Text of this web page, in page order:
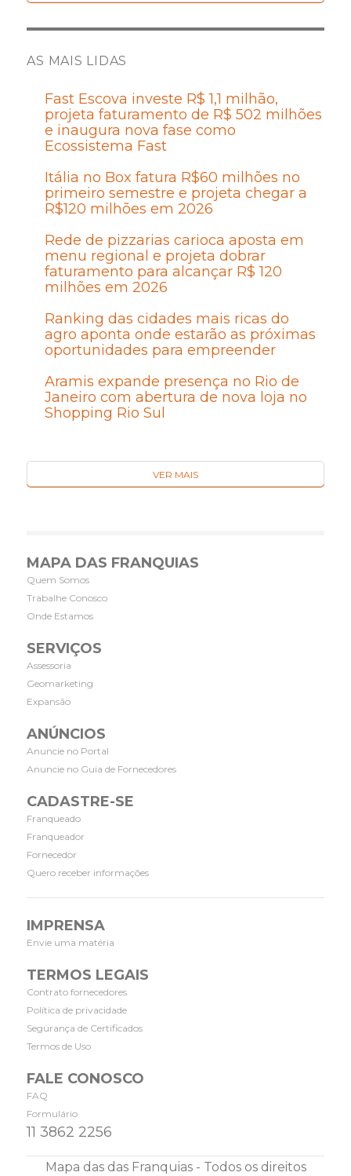
AS MAIS LIDAS
Fast Escova investe R$ 1,1 milhão,
projeta faturamento de R$ 502 milhões
e inaugura nova fase como
Ecossistema Fast
Itália no Box fatura R$60 milhões no
primeiro semestre e projeta chegar a
R$120 milhões em 2026
Rede de pizzarias carioca aposta em
menu regional e projeta dobrar
faturamento para alcançar R$ 120
milhões em 2026
Ranking das cidades mais ricas do
agro aponta onde estarão as próximas
oportunidades para empreender
Aramis expande presença no Rio de
Janeiro com abertura de nova loja no
Shopping Rio Sul
VER MAIS
MAPA DAS FRANQUIAS
Quem Somos
Trabalhe Conosco
Onde Estamos
SERVIÇOS
Assessoria
Geomarketing
Expansão
ANÚNCIOS
Anuncie no Portal
Anuncie no Guia de Fornecedores
CADASTRE-SE
Franqueado
Franqueador
Fornecedor
Quero receber informações
IMPRENSA
Envie uma matéria
TERMOS LEGAIS
Contrato fornecedores
Política de privacidade
Segurança de Certificados
Termos de Uso
FALE CONOSCO
FAQ
Formulário
11 3862 2256
Mapa das das Franquias - Todos os direitos